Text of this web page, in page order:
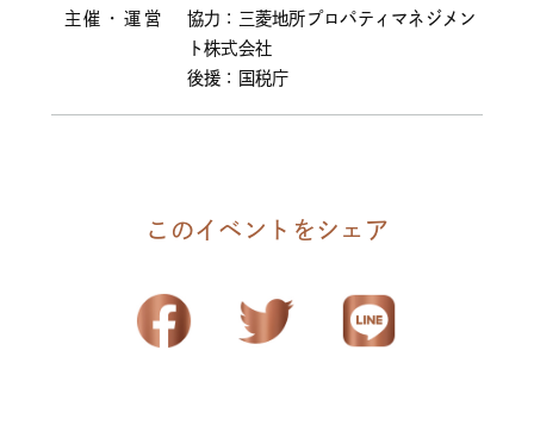
主催・運営
協力：三菱地所プロパティマネジメン
ト株式会社
後援：国税庁
このイベントをシェア